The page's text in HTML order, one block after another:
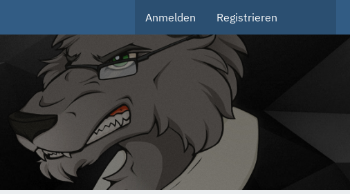
Anmelden Registrieren